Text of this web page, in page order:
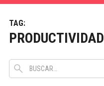
TAG:
PRODUCTIVIDAD